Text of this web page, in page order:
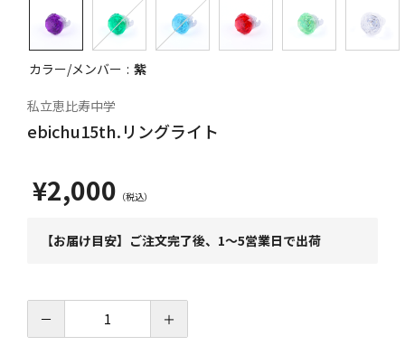
カラー/メンバー 紫
私立恵比寿中学
ebichu15th.リングライト
¥2,000
【お届け目安】ご注文完了後、1～5営業日で出荷
－ ＋